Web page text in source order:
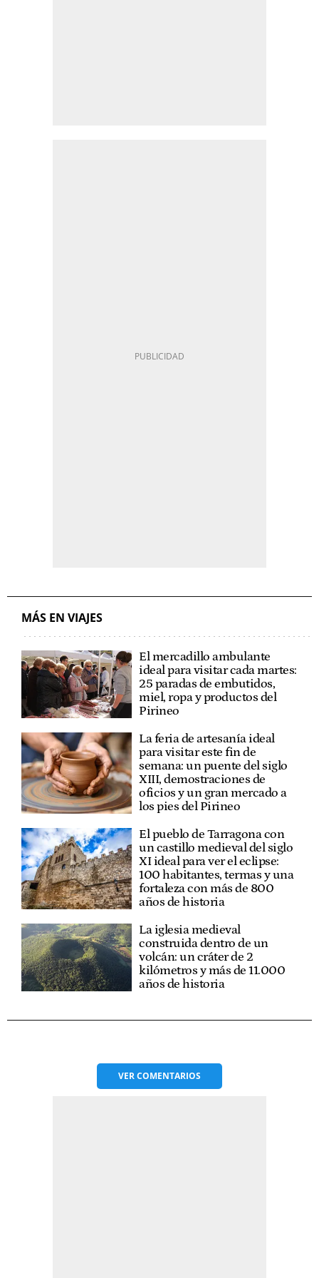
MÁS EN VIAJES
El mercadillo ambulante
ideal para visitar cada martes:
25 paradas de embutidos,
miel, ropa y productos del
Pirineo
La feria de artesanía ideal
para visitar este fin de
semana: un puente del siglo
XIII, demostraciones de
oficios y un gran mercado a
los pies del Pirineo
El pueblo de Tarragona con
un castillo medieval del siglo
XI ideal para ver el eclipse:
100 habitantes, termas y una
fortaleza con más de 800
años de historia
La iglesia medieval
construida dentro de un
volcán: un cráter de 2
kilómetros y más de 11.000
años de historia
VERCOMENTARIOS